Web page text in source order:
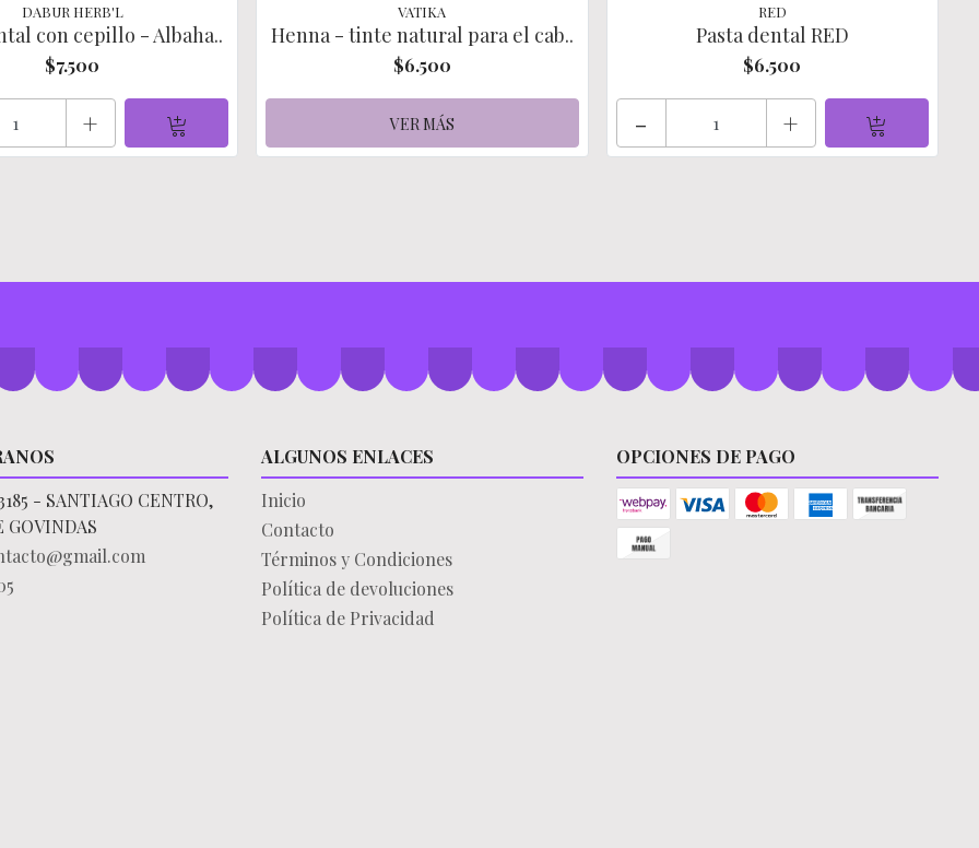
DABUR HERB'L
con cepillo - Albaha..
$7.500
+
VATIKA
Henna - tinte natural para el cab..
$6.500
VER MÁS
RED
Pasta dental RED
$6.500
- +
- SANTIAGO CENTRO,
GOVINDAS
ALGUNOS ENLACES
Inicio
Contacto
Términos y Condiciones
Política de devoluciones
Política de Privacidad
OPCIONES DE PAGO